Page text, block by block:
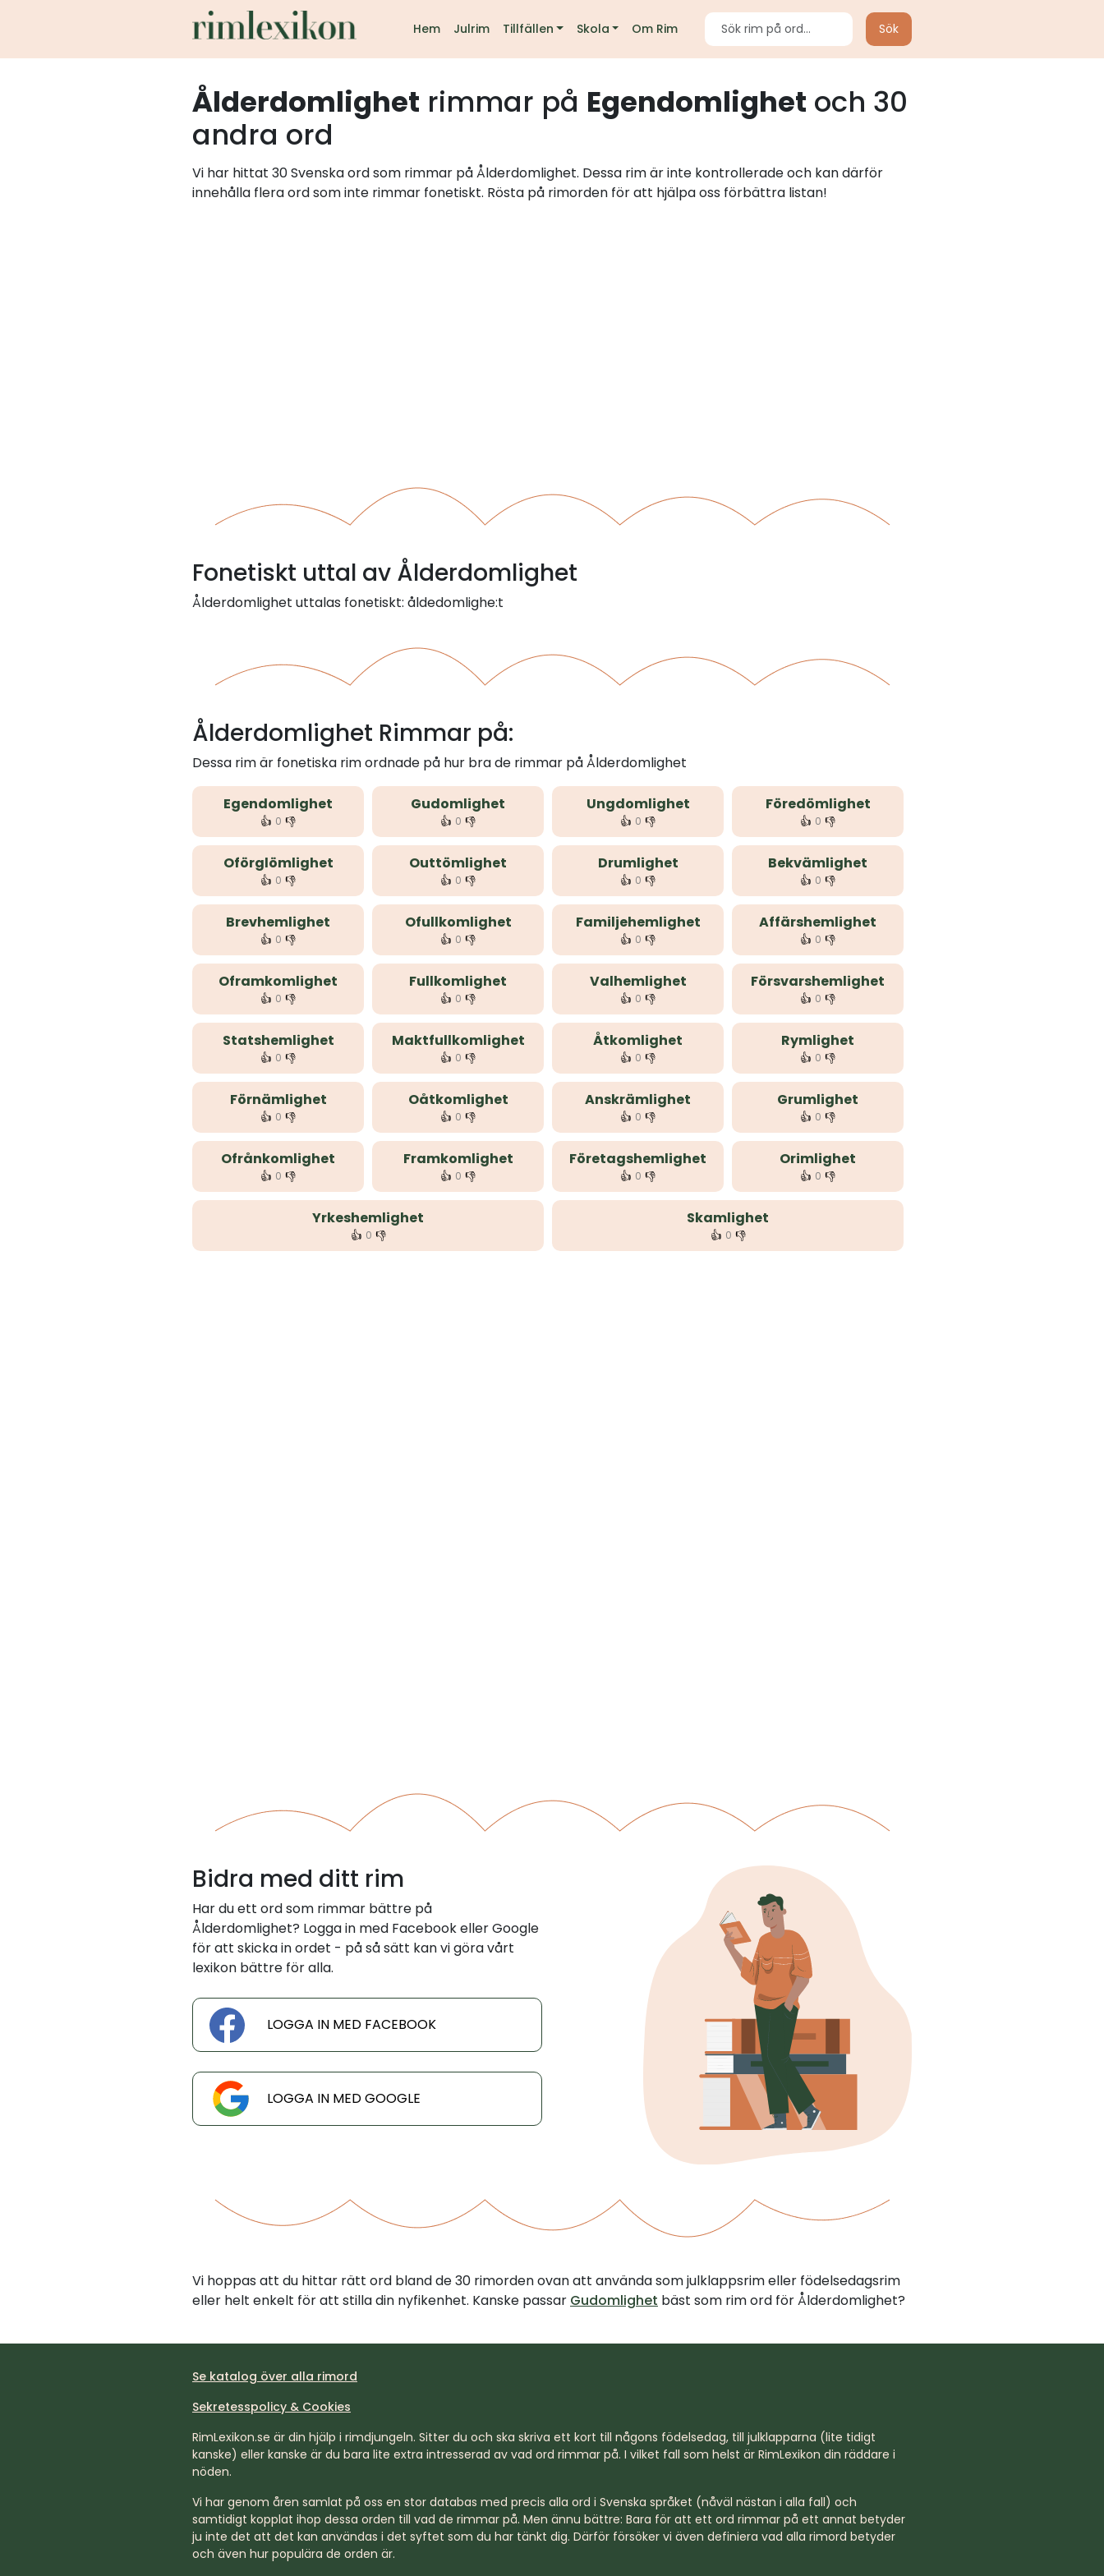
Hem Julrim Tillfällen Skola Om Rim Sök
Ålderdomlighet rimmar på Egendomlighet och 30
andra ord
Vi har hittat 30 Svenska ord som rimmar på Ålderdomlighet. Dessa rim är inte kontrollerade och kan därför
innehålla flera ord som inte rimmar fonetiskt. Rösta på rimorden för att hjälpa oss förbättra listan!
Fonetiskt uttal av Ålderdomlighet
Ålderdomlighet uttalas fonetiskt: åldedomlighe:t
Ålderdomlighet Rimmar på:
Dessa rim är fonetiska rim ordnade på hur bra de rimmar på Ålderdomlighet
Egendomlighet
👍 0 👎
Gudomlighet
👍 0 👎
Ungdomlighet
👍 0 👎
Föredömlighet
👍 0 👎
Oförglömlighet
👍 0 👎
Outtömlighet
👍 0 👎
Drumlighet
👍 0 👎
Bekvämlighet
👍 0 👎
Brevhemlighet
👍 0 👎
Ofullkomlighet
👍 0 👎
Familjehemlighet
👍 0 👎
Affärshemlighet
👍 0 👎
Oframkomlighet
👍 0 👎
Fullkomlighet
👍 0 👎
Valhemlighet
👍 0 👎
Försvarshemlighet
👍 0 👎
Statshemlighet
👍 0 👎
Maktfullkomlighet
👍 0 👎
Åtkomlighet
👍 0 👎
Rymlighet
👍 0 👎
Förnämlighet
👍 0 👎
Oåtkomlighet
👍 0 👎
Anskrämlighet
👍 0 👎
Grumlighet
👍 0 👎
Ofrånkomlighet
👍 0 👎
Framkomlighet
👍 0 👎
Företagshemlighet
👍 0 👎
Orimlighet
👍 0 👎
Yrkeshemlighet
👍 0 👎
Skamlighet
👍 0 👎
Bidra med ditt rim
Har du ett ord som rimmar bättre på
Ålderdomlighet? Logga in med Facebook eller Google
för att skicka in ordet - på så sätt kan vi göra vårt
lexikon bättre för alla.
LOGGA IN MED FACEBOOK
LOGGA IN MED GOOGLE
Vi hoppas att du hittar rätt ord bland de 30 rimorden ovan att använda som julklappsrim eller födelsedagsrim
eller helt enkelt för att stilla din nyfikenhet. Kanske passar Gudomlighet bäst som rim ord för Ålderdomlighet?
Se katalog över alla rimord
Sekretesspolicy & Cookies
RimLexikon.se är din hjälp i rimdjungeln. Sitter du och ska skriva ett kort till någons födelsedag, till julklapparna (lite tidigt
kanske) eller kanske är du bara lite extra intresserad av vad ord rimmar på. I vilket fall som helst är RimLexikon din räddare i
nöden.
Vi har genom åren samlat på oss en stor databas med precis alla ord i Svenska språket (nåväl nästan i alla fall) och
samtidigt kopplat ihop dessa orden till vad de rimmar på. Men ännu bättre: Bara för att ett ord rimmar på ett annat betyder
ju inte det att det kan användas i det syftet som du har tänkt dig. Därför försöker vi även definiera vad alla rimord betyder
och även hur populära de orden är.